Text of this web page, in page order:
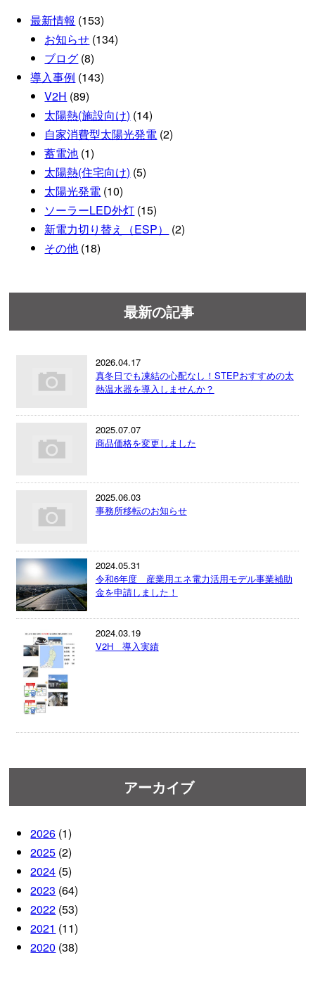
最新情報 (153)
お知らせ (134)
ブログ (8)
導入事例 (143)
V2H (89)
太陽熱(施設向け) (14)
自家消費型太陽光発電 (2)
蓄電池 (1)
太陽熱(住宅向け) (5)
太陽光発電 (10)
ソーラーLED外灯 (15)
新電力切り替え（ESP）
(2)
その他 (18)
最新の記事
2026.04.17
真冬日でも凍結の心配なし！STEPおすすめの太
熱温水器を導入しませんか？
2025.07.07
商品価格を変更しました
2025.06.03
事務所移転のお知らせ
2024.05.31
令和6年度 産業用エネ電力活用モデル事業補助
金を申請しました！
2024.03.19
V2H 導入実績
アーカイブ
2026 (1)
2025 (2)
2024 (5)
2023 (64)
2022 (53)
2021 (11)
2020 (38)